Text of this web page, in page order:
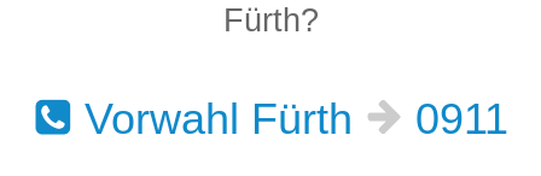
Fürth?
Vorwahl Fürth 0911